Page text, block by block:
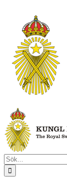
innehållet
Sök
efter: